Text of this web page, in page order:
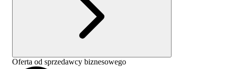
Oferta od sprzedawcy biznesowego